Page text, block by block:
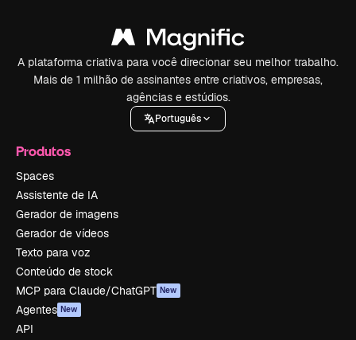
A plataforma criativa para você direcionar seu melhor trabalho.
Mais de 1 milhão de assinantes entre criativos, empresas,
agências e estúdios.
Português
Produtos
Spaces
Assistente de IA
Gerador de imagens
Gerador de vídeos
Texto para voz
Conteúdo de stock
MCP para Claude/ChatGPT New
Agentes New
API